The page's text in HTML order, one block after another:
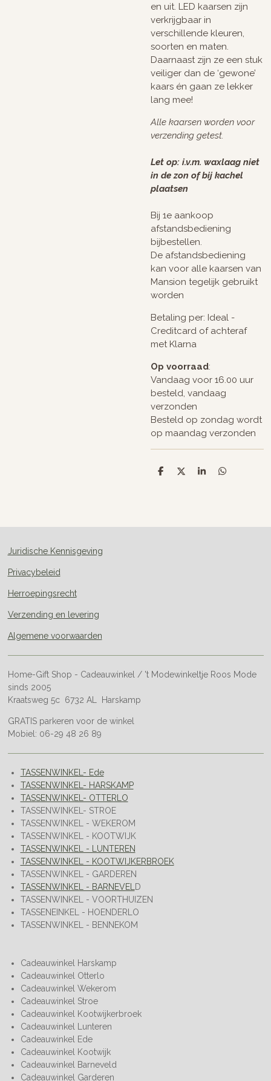
en uit. LED kaarsen zijn
verkrijgbaar in
verschillende kleuren,
soorten en maten.
Daarnaast zijn ze een stuk
veiliger dan de ‘gewone’
kaars én gaan ze lekker
lang mee!
Alle kaarsen worden voor
verzending getest.
Let op: i.v.m. waxlaag niet
in de zon of bij kachel
plaatsen
Bij 1e aankoop
afstandsbediening
bijbestellen.
De afstandsbediening
kan voor alle kaarsen van
Mansion tegelijk gebruikt
worden
Betaling per: Ideal -
Creditcard of achteraf
met Klarna
Op voorraad:
Vandaag voor 16.00 uur
besteld, vandaag
verzonden
Besteld op zondag wordt
op maandag verzonden
D
D
S
D
Juridische Kennisgeving
Privacybeleid
Herroepingsrecht
Verzending en levering
Algemene voorwaarden
Home-Gift Shop - Cadeauwinkel / 't Modewinkeltje Roos Mode
sinds 2005
Kraatsweg 5c 6732 AL Harskamp
GRATIS parkeren voor de winkel
Mobiel: 06-29 48 26 89
TASSENWINKEL- Ede
TASSENWINKEL- HARSKAMP
TASSENWINKEL- OTTERLO
TASSENWINKEL- STROE
TASSENWINKEL - WEKEROM
TASSENWINKEL - KOOTWIJK
TASSENWINKEL - LUNTEREN
TASSENWINKEL - KOOTWIJKERBROEK
TASSENWINKEL - GARDEREN
TASSENWINKEL - BARNEVEL
D
TASSENWINKEL - VOORTHUIZEN
TASSENEINKEL - HOENDERLO
TASSENWINKEL - BENNEKOM
Cadeauwinkel Harskamp
Cadeauwinkel Otterlo
Cadeauwinkel Wekerom
Cadeauwinkel Stroe
Cadeauwinkel Kootwijkerbroek
Cadeauwinkel Lunteren
Cadeauwinkel Ede
Cadeauwinkel Kootwijk
Cadeauwinkel Barneveld
Cadeauwinkel Garderen